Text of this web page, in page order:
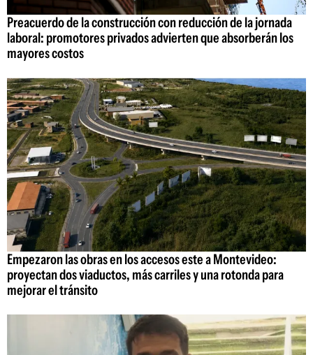
Preacuerdo de la construcción con reducción de la jornada
laboral: promotores privados advierten que absorberán los
mayores costos
Empezaron las obras en los accesos este a Montevideo:
proyectan dos viaductos, más carriles y una rotonda para
mejorar el tránsito